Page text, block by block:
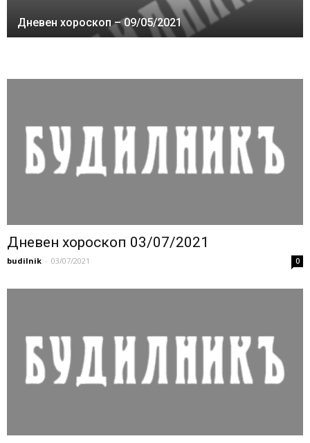
Дневен хороскоп – 09/05/2021
Дневен хороскоп 03/07/2021
budilnik - 03/07/2021 0